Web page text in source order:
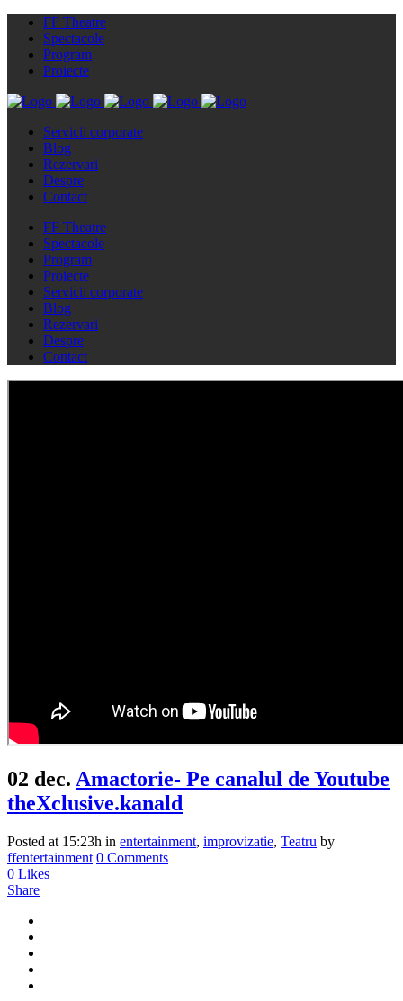
FF Theatre
Spectacole
Program
Proiecte
Servicii corporate
Blog
Rezervari
Despre
Contact
FF Theatre
Spectacole
Program
Proiecte
Servicii corporate
Blog
Rezervari
Despre
Contact
02 dec. Amactorie- Pe canalul de Youtube
theXclusive.kanald
Posted at 15:23h in entertainment, improvizatie, Teatru by
ffentertainment 0 Comments
0 Likes
Share